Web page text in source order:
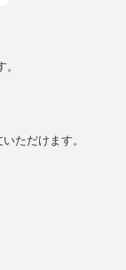
ただけます。